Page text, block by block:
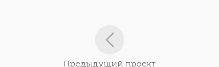
Предыдущий проект